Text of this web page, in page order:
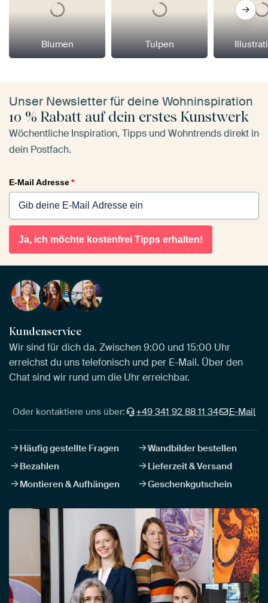
Blumen Tulpen
Unser Newsletter für deine Wohninspiration
10 % Rabatt auf dein erstes Kunstwerk
Wöchentliche Inspiration, Tipps und Wohntrends direkt in
dein Postfach.
E-Mail Adresse*
Ja, ich möchte kostenfrei Tipps erhalten!
Kundenservice
Wir sind für dich da. Zwischen 9:00 und 15:00 Uhr
erreichst du uns telefonisch und per E-Mail. Über den
Chat sind wir rund um die Uhr erreichbar.
Oder kontaktiere uns über: +49 341 92 88 11 34 E-Mail
Häufig gestellte Fragen
Wandbilder bestellen
Bezahlen
Lieferzeit & Versand
Montieren & Aufhängen
Geschenkgutschein